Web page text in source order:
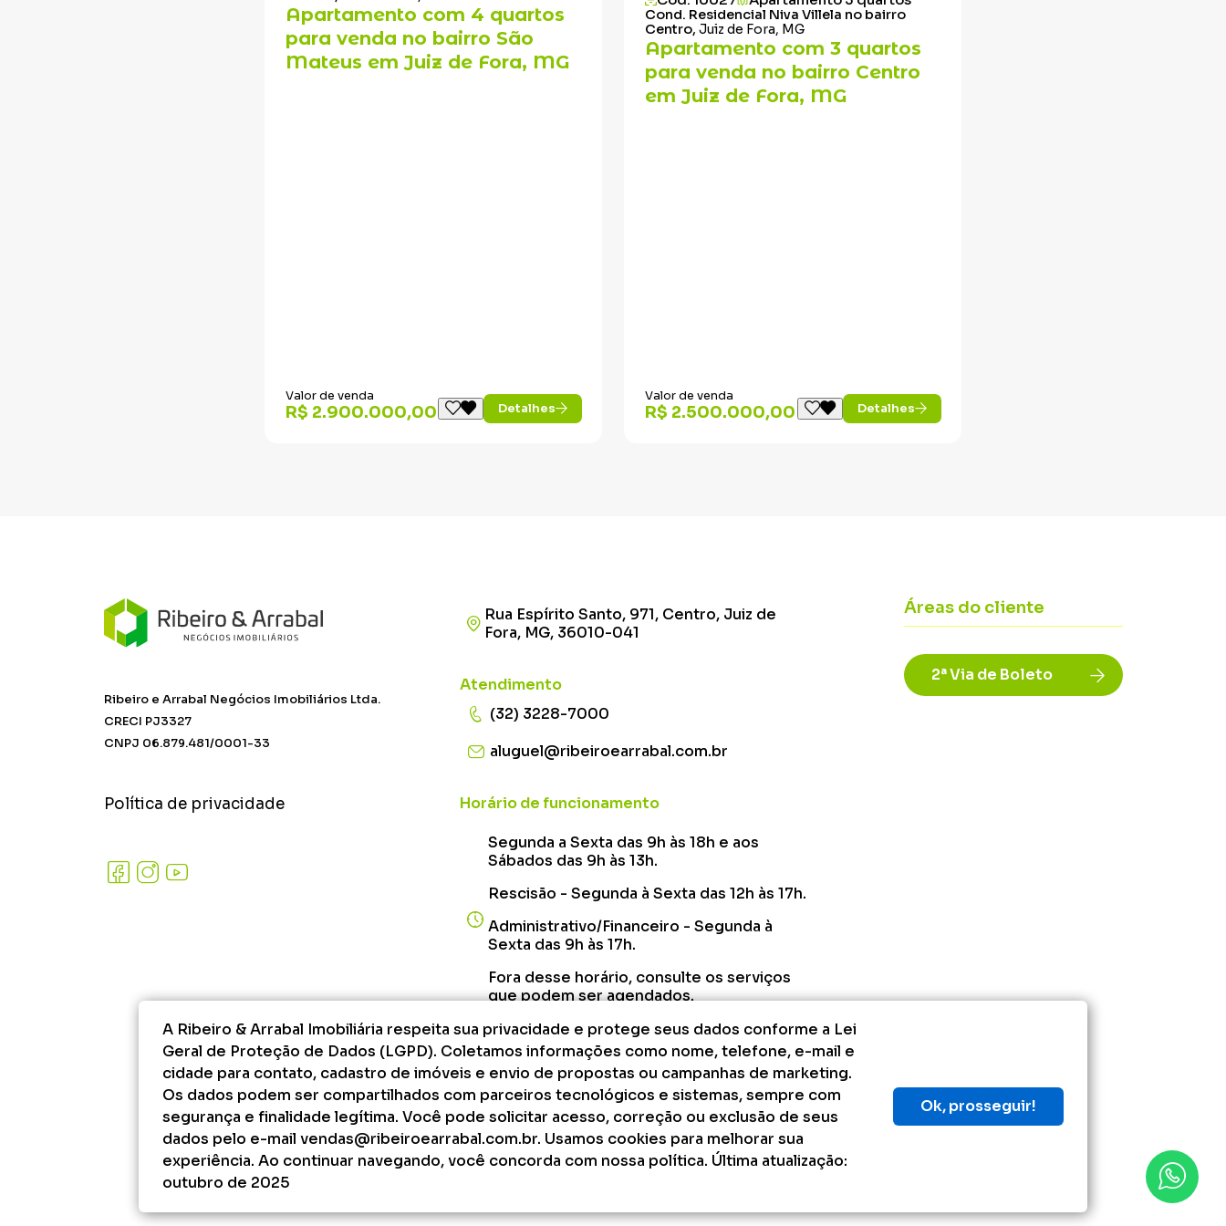
Apartamento com 4 quartos
para venda no bairro São
Mateus em Juiz de Fora, MG
Valor de venda
R$ 2.900.000,00 Detalhes
Cond. Residencial Niva Villela no bairro
Centro, Juiz de Fora, MG
Apartamento com 3 quartos
para venda no bairro Centro
em Juiz de Fora, MG
Valor de venda
R$ 2.500.000,00 Detalhes
Ribeiro e Arrabal Negócios Imobiliários Ltda.
CRECI PJ3327
CNPJ 06.879.481/0001-33
Política de privacidade
Rua Espírito Santo, 971, Centro, Juiz de
Fora, MG, 36010-041
Atendimento
(32) 3228-7000
aluguel@ribeiroearrabal.com.br
Horário de funcionamento
Segunda a Sexta das 9h às 18h e aos
Sábados das 9h às 13h.
Rescisão - Segunda à Sexta das 12h às 17h.
Administrativo/Financeiro - Segunda à
Sexta das 9h às 17h.
Fora desse horário, consulte os serviços
que podem ser agendados.
Áreas do cliente
2ª Via de Boleto
Um projeto Inovandoweb.com+ Robustcrm.io
A Ribeiro & Arrabal Imobiliária respeita sua privacidade e protege seus dados conforme a Lei
Geral de Proteção de Dados (LGPD). Coletamos informações como nome, telefone, e-mail e
cidade para contato, cadastro de imóveis e envio de propostas ou campanhas de marketing.
Os dados podem ser compartilhados com parceiros tecnológicos e sistemas, sempre com
segurança e finalidade legítima. Você pode solicitar acesso, correção ou exclusão de seus
dados pelo e-mail vendas@ribeiroearrabal.com.br. Usamos cookies para melhorar sua
experiência. Ao continuar navegando, você concorda com nossa política. Última atualização:
outubro de 2025
Ok, prosseguir!